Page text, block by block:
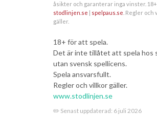
åsikter och garanterar inga vinster. 18+.
stodlinjen.se | spelpaus.se . Regler och
gäller.
18+ för att spela.
Det är inte tillåtet att spela hos
utan svensk spellicens.
Spela ansvarsfullt.
Regler och villkor gäller.
www.stodlinjen.se
✏️ Senast uppdaterad: 6 juli 2026